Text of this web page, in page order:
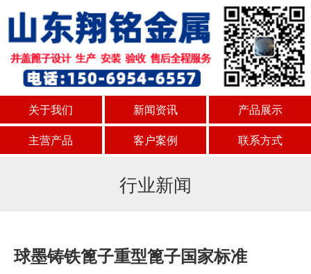
关于我们 新闻资讯
产品展示
主营产品
客户案例 联系方式
行业新闻
球墨铸铁篦子重型篦子国家标准